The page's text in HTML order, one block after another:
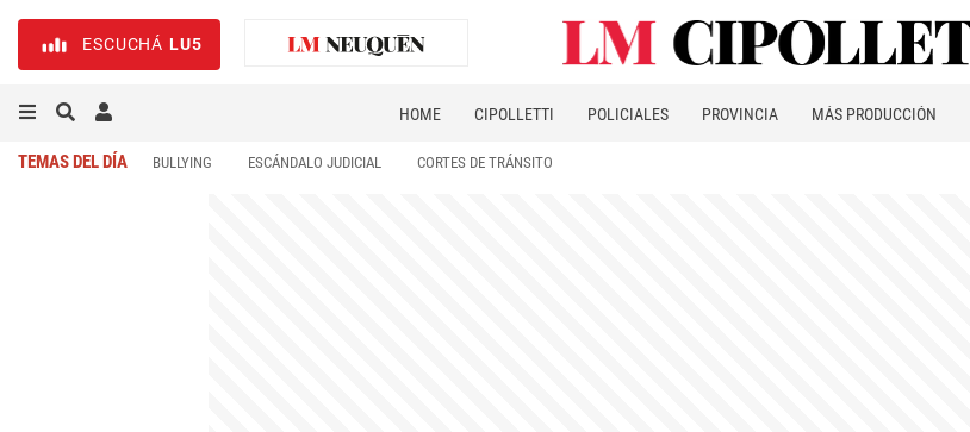
ESCUCHÁ LU5
HOME CIPOLLETTI POLICIALES PROVINCIA MÁS PRODUCCIÓN
TEMAS DEL DÍA BULLYING ESCÁNDALO JUDICIAL CORTES DE TRÁNSITO